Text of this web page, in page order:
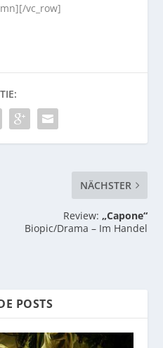
vc_row]
NÄCHSTER
Review: „Capone“
Biopic/Drama – Im Handel
POSTS